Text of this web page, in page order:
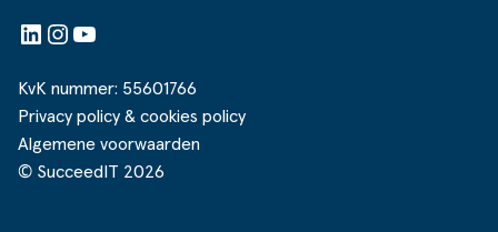
LinkedIn
Instagram
YouTube
KvK nummer: 55601766
Privacy policy & cookies policy
Algemene voorwaarden
© SucceedIT 2026